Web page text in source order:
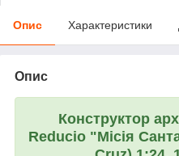
Опис Характеристики
Опис
Конструктор
Reducio "Місія